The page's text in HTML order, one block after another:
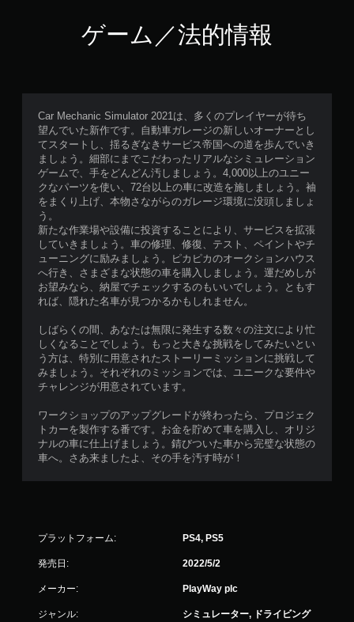
ゲーム／法的情報
Car Mechanic Simulator 2021は、多くのプレイヤーが待ち
望んでいた新作です。自動車ガレージの新しいオーナーとし
てスタートし、揺るぎなきサービス帝国への道を歩んでいき
ましょう。細部にまでこだわったリアルなシミュレーション
ゲームで、手をどんどん汚しましょう。4,000以上のユニー
クなパーツを使い、72台以上の車に改造を施しましょう。袖
をまくり上げ、本物さながらのガレージ環境に没頭しましょ
う。
新たな作業場や設備に投資することにより、サービスを拡張
していきましょう。車の修理、修復、テスト、ペイントやチ
ューニングに励みましょう。ピカピカのオークションハウス
へ行き、さまざまな状態の車を購入しましょう。運だめしが
お望みなら、納屋でチェックするのもいいでしょう。ともす
れば、隠れた名車が見つかるかもしれません。
しばらくの間、あなたは無限に発生する数々の注文により忙
しくなることでしょう。もっと大きな挑戦をしてみたいとい
う方は、特別に用意されたストーリーミッションに挑戦して
みましょう。それぞれのミッションでは、ユニークな要件や
チャレンジが用意されています。
ワークショップのアップグレードが終わったら、プロジェク
トカーを製作する番です。お金を貯めて車を購入し、オリジ
ナルの車に仕上げましょう。錆びついた車から完璧な状態の
車へ。さあ来ましたよ、その手を汚す時が！
プラットフォーム: PS4, PS5
発売日: 2022/5/2
メーカー: PlayWay plc
ジャンル:
シミュレーター, ドライビング